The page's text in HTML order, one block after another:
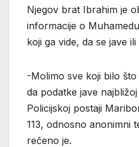
Njegov brat Ibrahim je
informacije o
koji ga vide, da se jave
-Molimo sve koji bilo
da podatke jave
Policijskoj postaji
113, odnosno anonimni
rečeno je.